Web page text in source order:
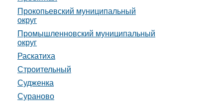
Прокопьевский муниципальный
округ
Промышленновский муниципальный
округ
Раскатиха
Строительный
Судженка
Сураново